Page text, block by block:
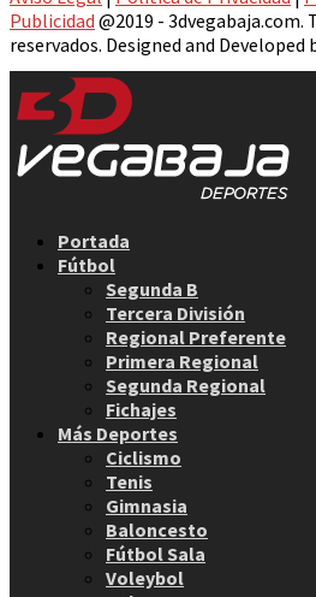
Publicidad @2019 - 3dvegabaja.com.
reservados. Designed and Developed
Portada
Fútbol
Segunda B
Tercera División
Regional Preferente
Primera Regional
Segunda Regional
Fichajes
Más Deportes
Ciclismo
Tenis
Gimnasia
Baloncesto
Fútbol Sala
Voleybol